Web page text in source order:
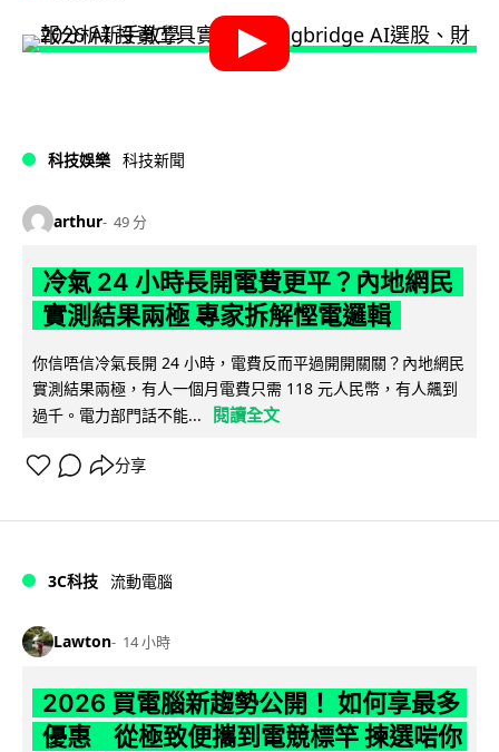
科技娛樂 科技新聞
arthur 49 分
冷氣 24 小時長開電費更平？內地網民
實測結果兩極 專家拆解慳電邏輯
你信唔信冷氣長開 24 小時，電費反而平過開開關關？內地網民
實測結果兩極，有人一個月電費只需 118 元人民幣，有人飆到
過千。電力部門話不能...
閱讀全文
分享
3C科技 流動電腦
Lawton 14 小時
2026 買電腦新趨勢公開！ 如何享最多
優惠 從極致便攜到電競標竿 揀選啱你